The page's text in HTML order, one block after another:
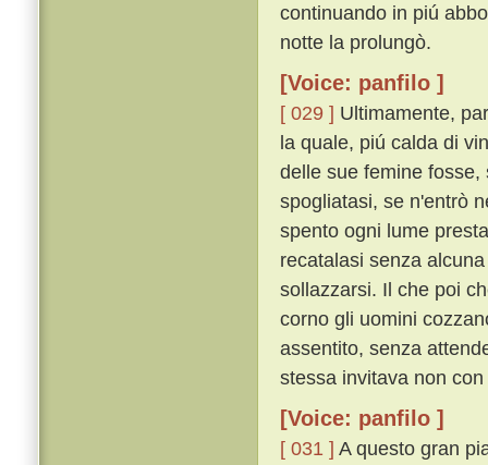
continuando in piú
notte la prolungò.
[Voice: panfilo ]
[ 029 ] Ultimamente,
la quale, piú calda di
delle sue femine
spogliatasi, se n'entrò
spento ogni lume
recatalasi senza
sollazzarsi. Il che poi
corno gli uomini
assentito, senza
stessa invitava non
[Voice: panfilo ]
[ 031 ] A questo gran